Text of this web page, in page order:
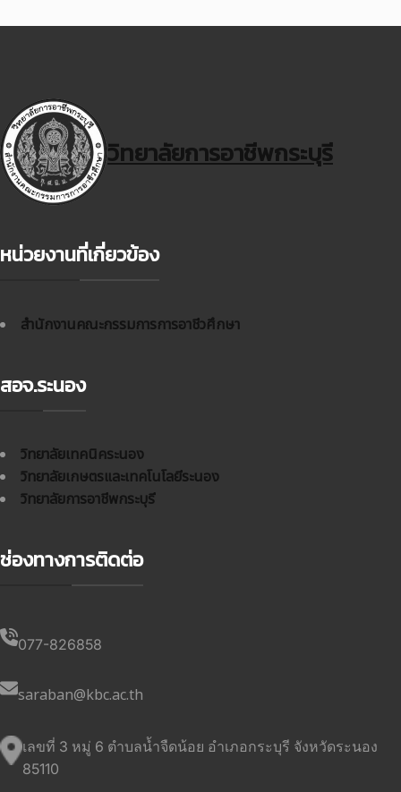
วิทยาลัยการอาชีพกระบุรี
หน่วยงานที่เกี่ยวข้อง
สำนักงานคณะกรรมการการอาชีวศึกษา
สอจ.ระนอง
วิทยาลัยเทคนิคระนอง
วิทยาลัยเกษตรและเทคโนโลยีระนอง
วิทยาลัยการอาชีพกระบุรี
ช่องทางการติดต่อ
077-826858
saraban@kbc.ac.th
เลขที่ 3 หมู่ 6 ตำบลน้ำจืดน้อย อำเภอกระบุรี จังหวัดระนอง
85110